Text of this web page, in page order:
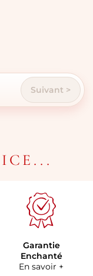
Suivant >
Garantie
Enchanté
En savoir +